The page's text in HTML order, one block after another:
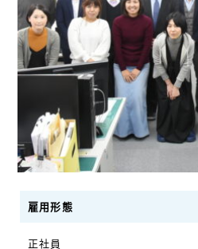
雇用形態
正社員